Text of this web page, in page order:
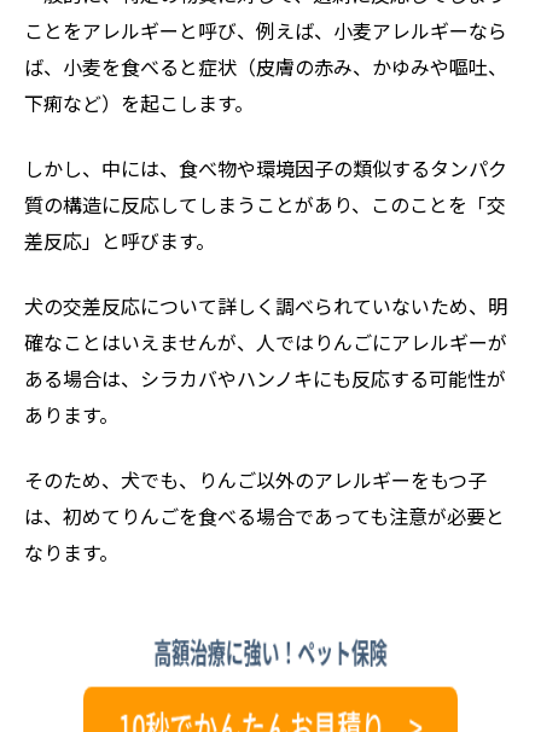
ことをアレルギーと呼び、例えば、小麦アレルギーなら
ば、小麦を食べると症状（皮膚の赤み、かゆみや嘔吐、
下痢など）を起こします。
しかし、中には、食べ物や環境因子の類似するタンパク
質の構造に反応してしまうことがあり、このことを「交
差反応」と呼びます。
犬の交差反応について詳しく調べられていないため、明
確なことはいえませんが、人ではりんごにアレルギーが
ある場合は、シラカバやハンノキにも反応する可能性が
あります。
そのため、犬でも、りんご以外のアレルギーをもつ子
は、初めてりんごを食べる場合であっても注意が必要と
なります。